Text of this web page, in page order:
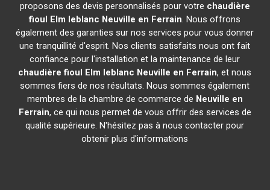
proposons des devis personnalisés pour votre chaudière
fioul Elm leblanc Neuville en Ferrain. Nous offrons
également des garanties sur nos services pour vous donner
une tranquillité d'esprit. Nos clients satisfaits nous ont fait
confiance pour l'installation et la maintenance de leur
chaudière fioul Elm leblanc Neuville en Ferrain, et nous
sommes fiers de nos résultats. Nous sommes également
membres de la chambre de commerce de Neuville en
Ferrain, ce qui nous permet de vous offrir des services de
qualité supérieure. N'hésitez pas à nous contacter pour
obtenir plus d'informations